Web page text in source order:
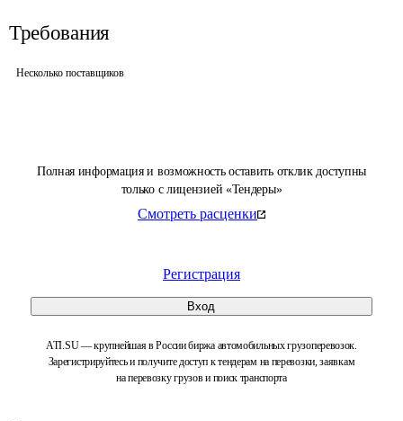
Полная информация и возможность оставить отклик доступны
только с лицензией «Тендеры»
Смотреть расценки
Регистрация
Вход
ATI.SU — крупнейшая в России биржа автомобильных грузоперевозок.
Зарегистрируйтесь и получите доступ к тендерам на перевозки, заявкам
на перевозку грузов и поиск транспорта
Требования
Несколько поставщиков